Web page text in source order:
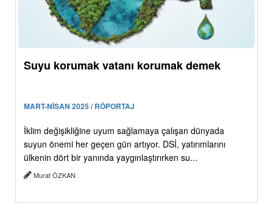
Suyu korumak vatanı korumak demek
MART-NİSAN 2025 / RÖPORTAJ
İklim değişikliğine uyum sağlamaya çalışan dünyada
suyun önemi her geçen gün artıyor. DSİ, yatırımlarını
ülkenin dört bir yanında yaygınlaştırırken su...
Murat ÖZKAN